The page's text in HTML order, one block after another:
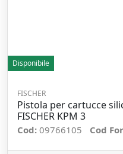
Disponibile
FISCHER
Pistola per cartucce
FISCHER KPM 3
Cod: 09766105 Cod